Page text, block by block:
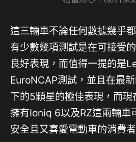
這三輛車不論任何數據幾乎
有少數幾項測試是在可接受
良好表現，而值得一提的是
EuroNCAP測試，並且在最
下的5顆星的極佳表現，而
擁有Ioniq 6以及RZ這兩輛車
安全且又喜愛電動車的消費